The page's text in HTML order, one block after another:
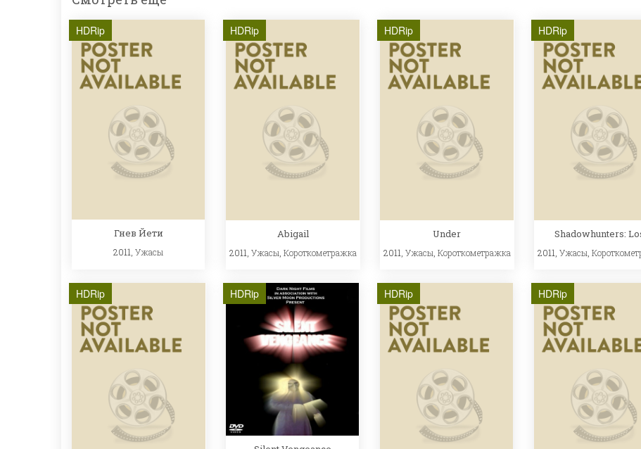
HDRip
Гнев Йети
2011, Ужасы
HDRip
Abigail
2011, Ужасы Короткометражка
HDRip
Under
2011, Ужасы Короткометражка
HDRip
Shadowhunters:
2011, Ужасы
HDRip HDRip HDRip HDRip